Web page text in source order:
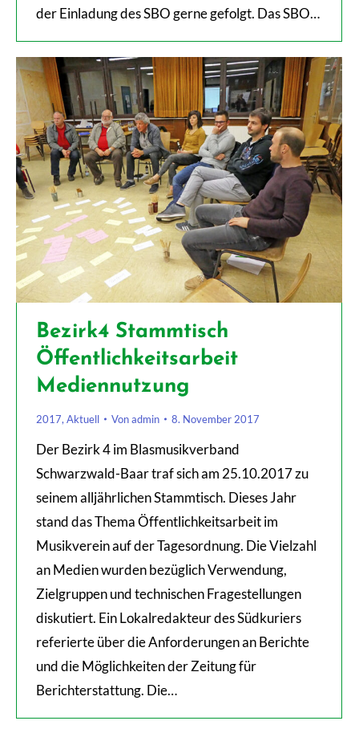
der Einladung des SBO gerne gefolgt. Das SBO…
Bezirk4 Stammtisch
Öffentlichkeitsarbeit
Mediennutzung
2017, Aktuell Vonadmin 8. November 2017
Der Bezirk 4 im Blasmusikverband
Schwarzwald-Baar traf sich am 25.10.2017 zu
seinem alljährlichen Stammtisch. Dieses Jahr
stand das Thema Öffentlichkeitsarbeit im
Musikverein auf der Tagesordnung. Die Vielzahl
an Medien wurden bezüglich Verwendung,
Zielgruppen und technischen Fragestellungen
diskutiert. Ein Lokalredakteur des Südkuriers
referierte über die Anforderungen an Berichte
und die Möglichkeiten der Zeitung für
Berichterstattung. Die…